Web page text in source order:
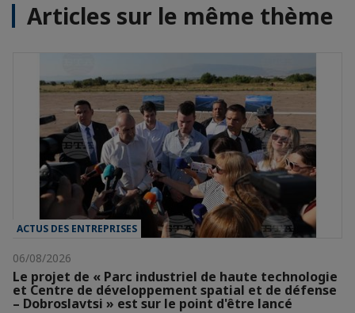
Articles sur le même thème
ACTUS DES ENTREPRISES
06/08/2026
Le projet de « Parc industriel de haute technologie
et Centre de développement spatial et de défense
– Dobroslavtsi » est sur le point d'être lancé